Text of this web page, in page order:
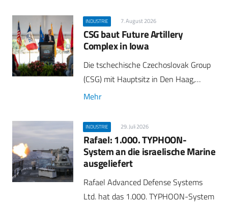
INDUSTRIE 7. August 2026
CSG baut Future Artillery
Complex in Iowa
Die tschechische Czechoslovak Group
(CSG) mit Hauptsitz in Den Haag,…
Mehr
INDUSTRIE 29. Juli 2026
Rafael: 1.000. TYPHOON-
System an die israelische Marine
ausgeliefert
Rafael Advanced Defense Systems
Ltd. hat das 1.000. TYPHOON-System